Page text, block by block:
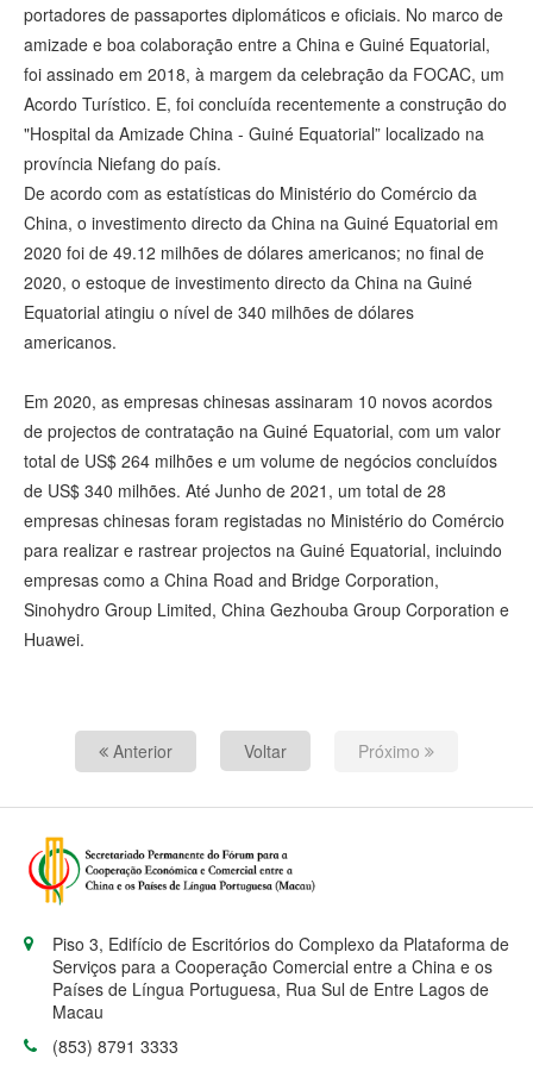
portadores de passaportes diplomáticos e oficiais. No marco de
amizade e boa colaboração entre a China e Guiné Equatorial,
foi assinado em 2018, à margem da celebração da FOCAC, um
Acordo Turístico. E, foi concluída recentemente a construção do
"Hospital da Amizade China - Guiné Equatorial” localizado na
província Niefang do país.
De acordo com as estatísticas do Ministério do Comércio da
China, o investimento directo da China na Guiné Equatorial em
2020 foi de 49.12 milhões de dólares americanos; no final de
2020, o estoque de investimento directo da China na Guiné
Equatorial atingiu o nível de 340 milhões de dólares
americanos.
Em 2020, as empresas chinesas assinaram 10 novos acordos
de projectos de contratação na Guiné Equatorial, com um valor
total de US$ 264 milhões e um volume de negócios concluídos
de US$ 340 milhões. Até Junho de 2021, um total de 28
empresas chinesas foram registadas no Ministério do Comércio
para realizar e rastrear projectos na Guiné Equatorial, incluindo
empresas como a China Road and Bridge Corporation,
Sinohydro Group Limited, China Gezhouba Group Corporation e
Huawei.
Anterior Voltar Próximo
Piso 3, Edifício de Escritórios do Complexo da Plataforma de
Serviços para a Cooperação Comercial entre a China e os
Países de Língua Portuguesa, Rua Sul de Entre Lagos de
Macau
(853) 8791 3333